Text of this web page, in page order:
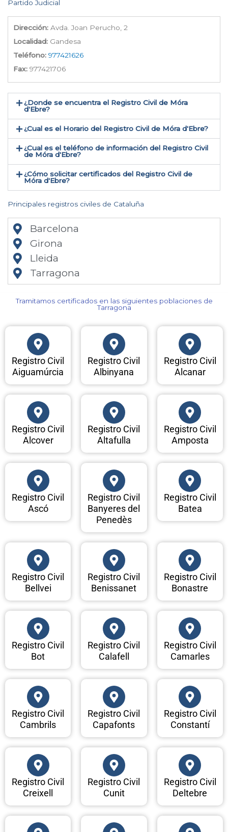
Partido Judicial
Dirección: Avda. Joan Perucho, 2
Localidad: Gandesa
Teléfono: 977421626
Fax: 977421706
¿Donde se encuentra el Registro Civil de Móra
d'Ebre​?
¿Cual es el Horario del Registro Civil de Móra d'Ebre?
¿Cual es el teléfono de información del Registro Civil
de Móra d'Ebre​?
¿Cómo solicitar certificados del Registro Civil de
Móra d'Ebre​?
Principales registros civiles de Cataluña
Barcelona
Girona
Lleida
Tarragona
Tramitamos certificados en las siguientes poblaciones de
Tarragona​
Registro Civil
Aiguamúrcia
Registro Civil
Albinyana
Registro Civil
Alcanar
Registro Civil
Alcover
Registro Civil
Altafulla
Registro Civil
Amposta
Registro Civil
Ascó
Registro Civil
Banyeres del
Penedès
Registro Civil
Batea
Registro Civil
Bellvei
Registro Civil
Benissanet
Registro Civil
Bonastre
Registro Civil
Bot
Registro Civil
Calafell
Registro Civil
Camarles
Registro Civil
Cambrils
Registro Civil
Capafonts
Registro Civil
Constantí
Registro Civil
Creixell
Registro Civil
Cunit
Registro Civil
Deltebre